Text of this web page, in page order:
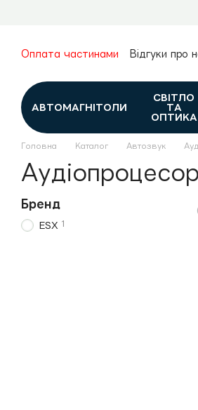
Оплата частинами Відгуки про
Контакти
Каталог
АВТОМАГНІТОЛИ
СВІТЛО
ТА
ОПТИКА
Головна Каталог Автозвук
Бренд
ESX 1